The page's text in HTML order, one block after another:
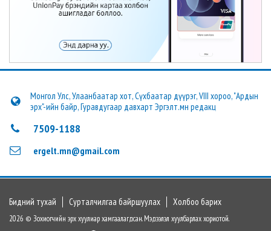
Монгол Улс, Улаанбаатар хот, Сүхбаатар дүүрэг, VIII хороо, "Ардын
эрх"-ийн байр, Гуравдугаар давхарт Эргэлт.мн редакц
7509-1188
ergelt.mn@gmail.com
Бидний тухай Сурталчилгаа байршуулах Холбоо барих
2026 © Зохиогчийн эрх хуулиар хамгаалагдсан. Мэдээлэл хуулбарлах хориотой.